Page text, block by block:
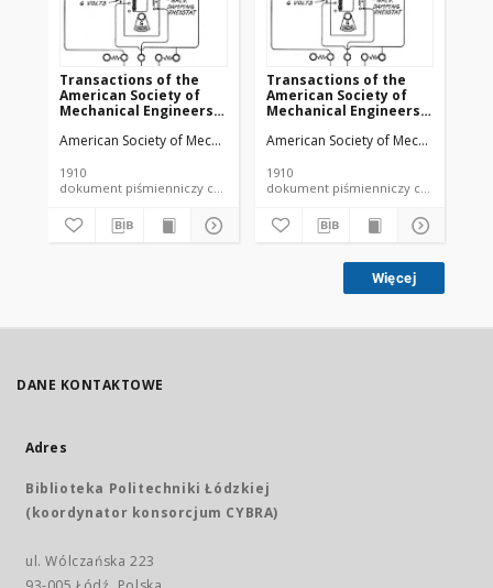
Transactions of the
American Society of
Mechanical Engineers
American Society of Mechanical Engineers
1910
dokument piśmienniczy czasopismo
Transactions of the
American Society of
Mechanical Engineers
American Society of Mechanical
1910
dokument piśmienniczy czasopismo
Więcej
DANE KONTAKTOWE
Adres
Biblioteka Politechniki Łódzkiej
(koordynator konsorcjum CYBRA)
ul. Wólczańska 223